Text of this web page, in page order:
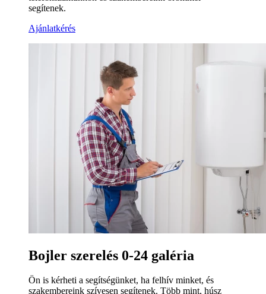
segítenek.
Ajánlatkérés
Bojler szerelés 0-24 galéria
Ön is kérheti a segítségünket, ha felhív minket, és
szakembereink szívesen segítenek. Több mint, húsz